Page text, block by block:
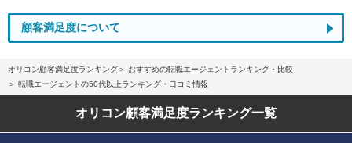
顧客満足度について
オリコン顧客満足度ランキング
おすすめの転職エージェントランキング・比較
転職エージェントの50代以上ランキング・口コミ情報
オリコン顧客満足度ランキング一覧